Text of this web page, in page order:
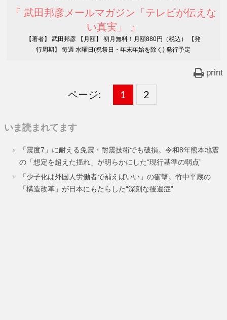
『 武田邦彦メールマガジン「テレビが伝えな
い真実」 』
【著者】 武田邦彦 【月額】 初月無料！月額880円（税込） 【発
行周期】 毎週 水曜日(祝祭日・年末年始を除く) 発行予定
print
ページ:
固
ー
ジ
1 ,
固
ー
ジ
2
いま読まれてます
「震度7」に耐える免震・耐震技術でも破損。令和8年熊本地震
の「想定を超えた揺れ」が明らかにした“現行基準の弱点”
「少子化は外国人労働者で補えばいい」の衝撃。竹中平蔵の
「構造改革」が日本にもたらした“深刻な後遺症”